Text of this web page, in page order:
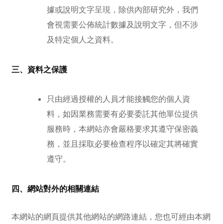
據或說明文字呈現，除供內部研究外，我們
會視需要公佈統計數據及說明文字，但不涉
及特定個人之資料。
三、資料之保護
只由經過授權的人員才能接觸您的個人資
料，如因業務需要有必要委託其他單位提供
服務時，本網站亦會嚴格要求其遵守保密義
務，並且採取必要檢查程序以確定其將確實
遵守。
四、網站對外的相關連結
本網站的網頁提供其他網站的網路連結，您也可經由本網